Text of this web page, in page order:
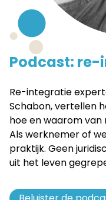
Podcast:
Re-integratie
Schabon, vertellen
hoe en waarom
Als werknemer of
praktijk. Geen
uit het leven